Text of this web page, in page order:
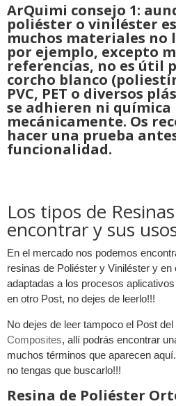
ArQuimi consejo 1:
poliéster o viniléster
muchos materiales no
por ejemplo, excepto
referencias, no es útil
corcho blanco
PVC, PET o diversos
se adhieren ni química
mecánicamente. Os
hacer una prueba
funcionalidad.
Los tipos de
encontrar y sus
En el mercado nos podemos
resinas de Poliéster y Viniléster y en
adaptadas a los procesos
en otro Post, no dejes de leerlo!!!
No dejes de leer tampoco el Post del
Composites, allí podrás encontrar
muchos términos que aparecen
no tengas que buscarlo!!!
Resina de Poliéster